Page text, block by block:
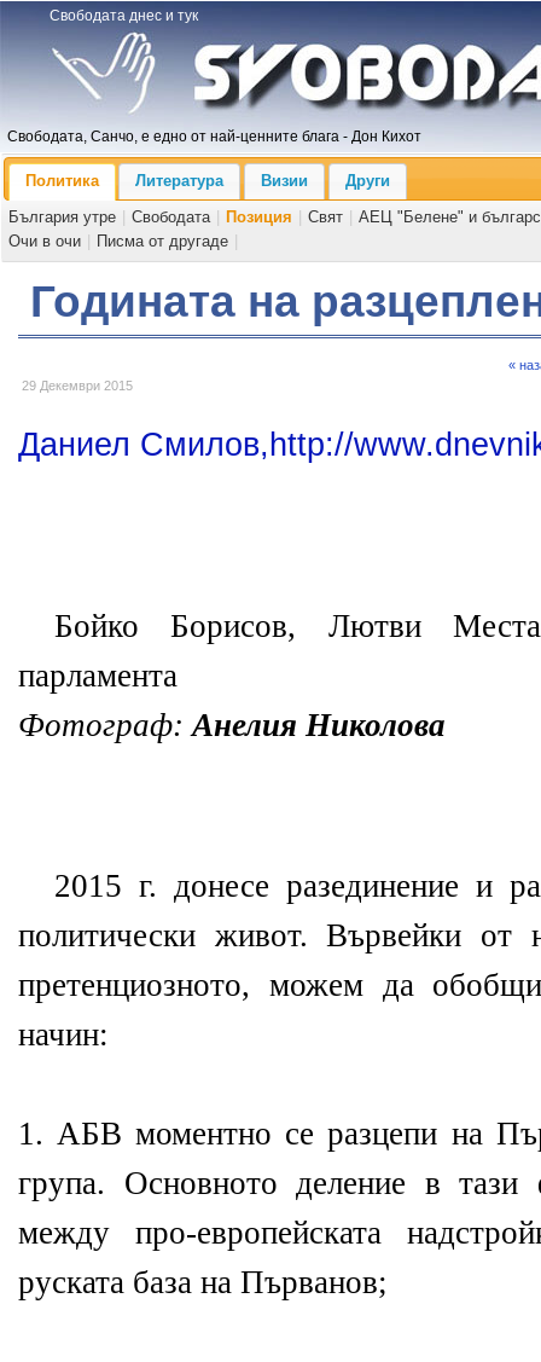
Свободата днес и тук
Свободата, Санчо, е едно от най-ценните блага - Дон Кихот
Политика Литература Визии
Други
България утре
Свободата Позиция Свят
АЕЦ "Белене" и
Очи в очи
Писма от другаде
Годината на
29 Декември 2015
«
Даниел Смилов,http://
Бойко Борисов, Лютви
парламента
Фотограф:Анелия Николова
2015 г. донесе разединение и
политически живот. Вървейки от
претенциозното, можем да
начин:
1. АБВ моментно се разцепи на
група. Основното деление в тази
между про-европейската
руската база на Първанов;